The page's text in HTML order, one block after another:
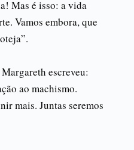
Mas é isso: a vida
Vamos embora, que
escreveu:
ao machismo.
mais. Juntas seremos